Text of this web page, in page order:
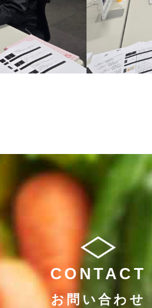
CONTACT
お問い合わせ